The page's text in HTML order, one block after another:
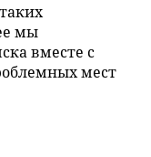
мы
вместе с
мест